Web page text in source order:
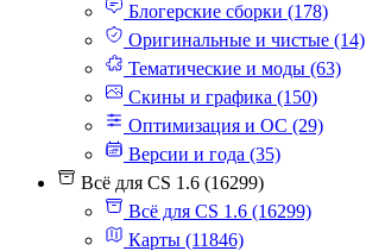
Блогерские сборки (178)
Оригинальные и чистые (14)
Тематические и моды (63)
Скины и графика (150)
Оптимизация и ОС (29)
Версии и года (35)
Всё для CS 1.6 (16299)
Всё для CS 1.6 (16299)
Карты (11846)